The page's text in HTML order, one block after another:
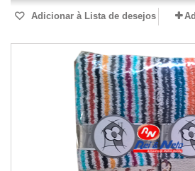
Adicionar à Lista de desejos